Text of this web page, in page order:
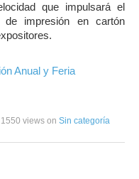
que impulsará el
de impresión en cartón
Anual y Feria
1550 views on Sin categoría